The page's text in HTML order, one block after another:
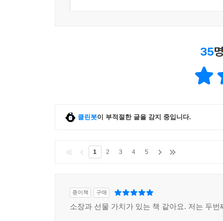
35
클린봇이 부적절한 글을 감지 중입니다.
1 2 3 4 5
종이책 구매
소장과 선물 가치가 있는 책 같아요. 저는 두번